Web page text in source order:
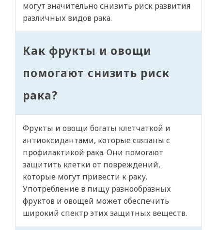
могут значительно снизить риск развития
различных видов рака.
Как фрукты и овощи
помогают снизить риск
рака?
Фрукты и овощи богаты клетчаткой и
антиоксидантами, которые связаны с
профилактикой рака. Они помогают
защитить клетки от повреждений,
которые могут привести к раку.
Употребление в пищу разнообразных
фруктов и овощей может обеспечить
широкий спектр этих защитных веществ.